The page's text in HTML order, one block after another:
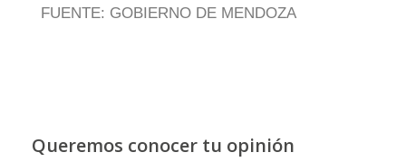
FUENTE: GOBIERNO DE MENDOZA
Queremos conocer tu opinión